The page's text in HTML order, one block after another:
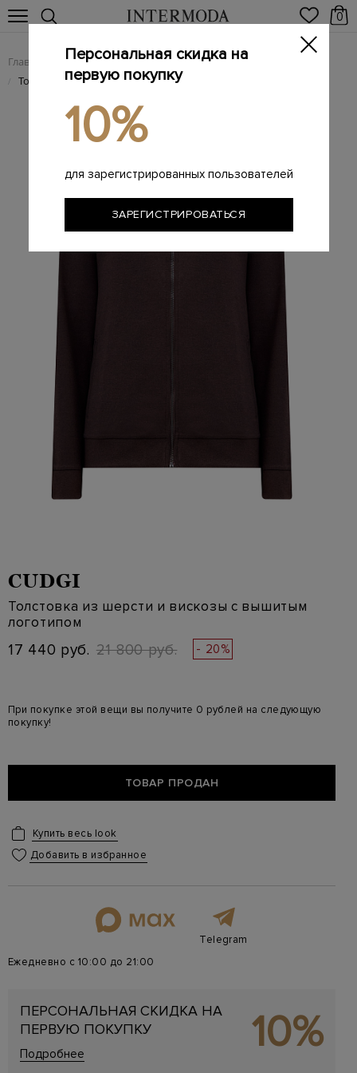
0
Главная Мужчинам / Одежда / Трикотаж
/ Толстовка из шерсти и вискозы с вышитым логотипом
CUDGI
Толстовка из шерсти и вискозы с вышитым
логотипом
17 440 руб. 21 800 руб. - 20%
При покупке этой вещи вы получите 0 рублей на следующую
покупку!
ТОВАР ПРОДАН
Купить весь look
Добавить в избранное
Telegram
Ежедневно с 10:00 до 21:00
ПЕРСОНАЛЬНАЯ СКИДКА НА
ПЕРВУЮ ПОКУПКУ
Подробнее 10%
Персональная скидка на
первую покупку
10%
для зарегистрированных пользователей
ЗАРЕГИСТРИРОВАТЬСЯ